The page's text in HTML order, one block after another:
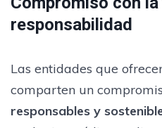
responsabilidad
Las entidades que
comparten un
responsables y